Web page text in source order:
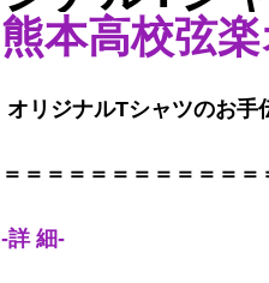
熊本高校弦
オリジナルTシャツのお手
＝＝＝＝＝＝＝＝＝＝＝＝
-詳 細-